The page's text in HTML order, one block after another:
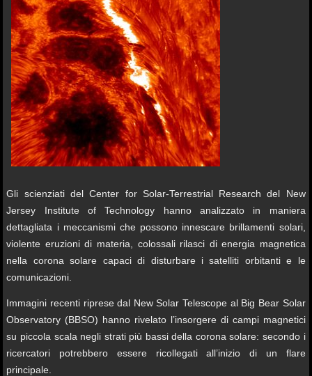
Gli scienziati del Center for Solar-Terrestrial Research del New
Jersey Institute of Technology hanno analizzato in maniera
dettagliata i meccanismi che possono innescare brillamenti solari,
violente eruzioni di materia, colossali rilasci di energia magnetica
nella corona solare capaci di disturbare i satelliti orbitanti e le
comunicazioni.
Immagini recenti riprese dal New Solar Telescope al Big Bear Solar
Observatory (BBSO) hanno rivelato l’insorgere di campi magnetici
su piccola scala negli strati più bassi della corona solare: secondo i
ricercatori potrebbero essere ricollegati all’inizio di un flare
principale.